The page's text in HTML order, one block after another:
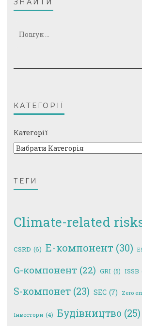
ЗНАЙТИ
КАТЕГОРІЇ
Категорії
ТЕГИ
Climate-related
CSRD (6) E-компонент (30)
G-компонент (22) GRI (5) ISSB
S-компонет (23) SEC (7) Zero
Інвестори (4) Будівництво (25)